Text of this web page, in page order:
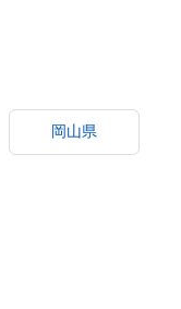
岡山県